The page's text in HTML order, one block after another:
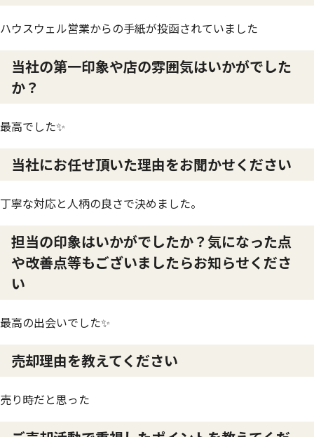
ハウスウェル営業からの手紙が投函されていました
当社の第一印象や店の雰囲気はいかがでした
か？
最高でした✨
当社にお任せ頂いた理由をお聞かせください
丁寧な対応と人柄の良さで決めました。
担当の印象はいかがでしたか？気になった点
や改善点等もございましたらお知らせくださ
い
最高の出会いでした✨
売却理由を教えてください
売り時だと思った